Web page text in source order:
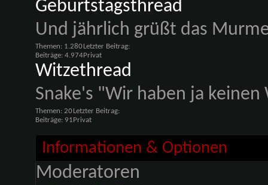
Geburtstagsthread
Und jährlich grüßt das
Themen: 1.280
Beiträge: 4.974
Letzter Beitrag:
Privat
Witzethread
Snake's "Wir haben ja
Themen: 20
Beiträge: 91
Letzter Beitrag:
Privat
Informationen & Optionen
Moderatoren